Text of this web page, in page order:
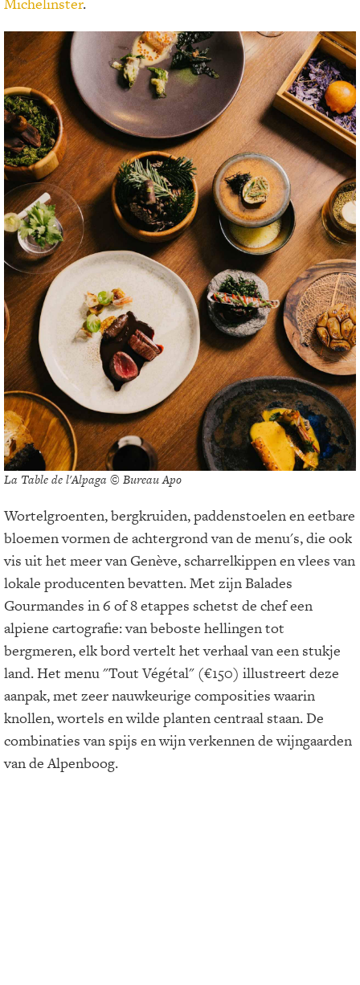
La Table de l'Alpaga © Bureau Apo
Wortelgroenten, bergkruiden, paddenstoelen en eetbare
bloemen vormen de achtergrond van de menu's, die ook
vis uit het meer van Genève, scharrelkippen en vlees van
lokale producenten bevatten. Met zijn Balades
Gourmandes in 6 of 8 etappes schetst de chef een
alpiene cartografie: van beboste hellingen tot
bergmeren, elk bord vertelt het verhaal van een stukje
land. Het menu "Tout Végétal" (€150) illustreert deze
aanpak, met zeer nauwkeurige composities waarin
knollen, wortels en wilde planten centraal staan. De
combinaties van spijs en wijn verkennen de wijngaarden
van de Alpenboog.